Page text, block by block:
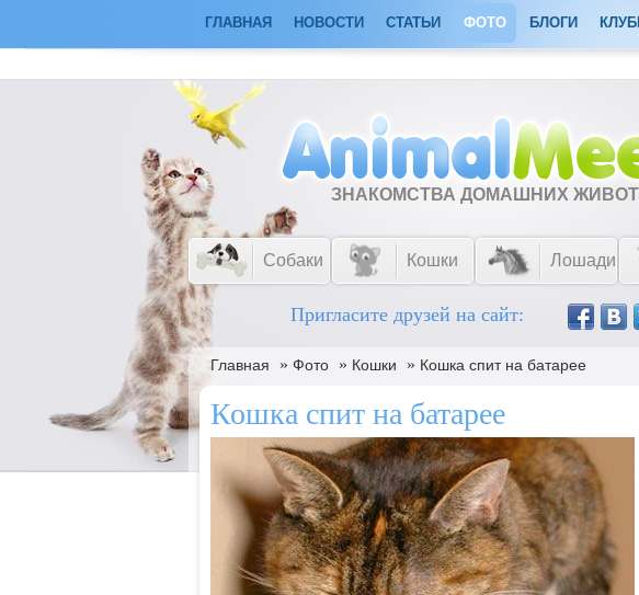
ГЛАВНАЯ НОВОСТИ СТАТЬИ ФОТО БЛОГИ
ЗНАКОМСТВА ДОМАШНИХ
Собаки Кошки Лошади
Пригласите друзей на сайт:
Главная » Фото » Кошки » Кошка спит на батарее
Кошка спит на батарее